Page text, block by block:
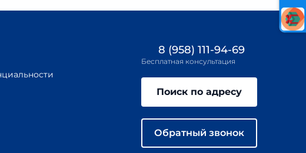
8 (958) 111-94-69
Бесплатная консультация
Поиск по адресу
Обратный звонок